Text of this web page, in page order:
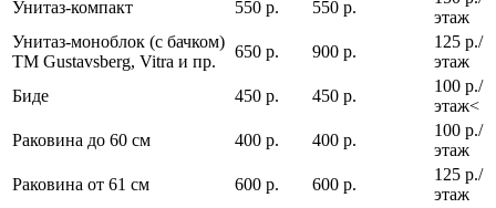
Унитаз-компакт
550 р. 550 р.
этаж
Унитаз-моноблок (с бачком)
ТМ Gustavsberg, Vitra и пр.
650 р. 900 р.
125 р./
этаж
Биде
450 р. 450 р.
100 р./
этаж<
Раковина до 60 см
400 р. 400 р.
100 р./
этаж
Раковина от 61 см
600 р. 600 р.
125 р./
этаж